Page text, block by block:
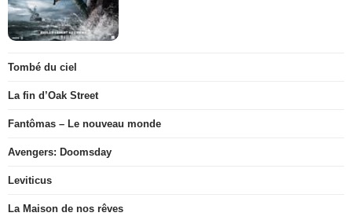
Tombé du ciel
La fin d’Oak Street
Fantômas – Le nouveau monde
Avengers: Doomsday
Leviticus
La Maison de nos rêves